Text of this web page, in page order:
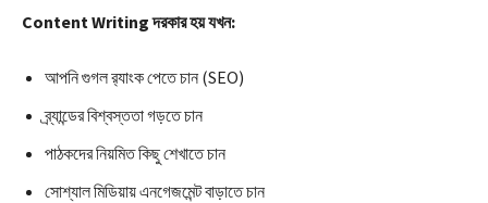
Content Writing দরকার হয় যখন:
আপনি গুগল র‍্যাংক পেতে চান (SEO)
ব্র্যান্ডের বিশ্বস্ততা গড়তে চান
পাঠকদের নিয়মিত কিছু শেখাতে চান
সোশ্যাল মিডিয়ায় এনগেজমেন্ট বাড়াতে চান